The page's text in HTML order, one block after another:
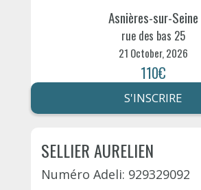
Asnières-sur-Seine
rue des bas 25
21 October, 2026
110€
S'INSCRIRE
SELLIER AURELIEN
Numéro Adeli: 929329092